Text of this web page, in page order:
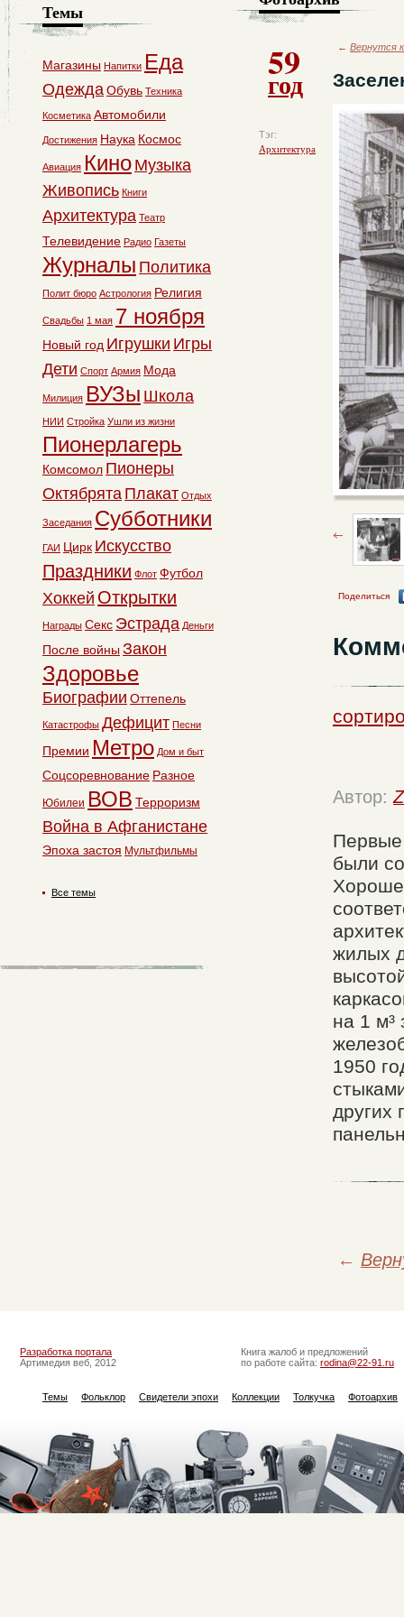
59
год
Тэг:
Архитектура
← Вернутся
Поделиться
Автор:
Первые
были
жилых
на 1 м³
1950
других
←
Темы
Магазины Напитки Еда
ОдеждаОбувь Техника
Косметика Автомобили
Достижения Наука Космос
Авиация Кино Музыка
Живопись Книги
Архитектура Театр
Телевидение Радио Газеты
Журналы Политика
Полит бюро Астрология Религия
Свадьбы 1 мая 7 ноября
Новый год Игрушки Игры
Дети Спорт Армия Мода
Милиция ВУЗы Школа
НИИ Стройка Ушли из жизни
Пионерлагерь
Комсомол Пионеры
Октябрята Плакат Отдых
Заседания Субботники
ГАИ Цирк Искусство
Праздники Флот Футбол
Хоккей Открытки
Награды Секс Эстрада Деньги
После войны Закон
Здоровье
Биографии Оттепель
Катастрофы Дефицит Песни
Премии Метро Дом и быт
Соцсоревнование Разное
Юбилеи ВОВ Терроризм
Война в Афганистане
Эпоха застоя Мультфильмы
Все темы
Разработка портала
Артимедия веб, 2012
Книга жалоб и предложений
по работе сайта: rodina@22-91.ru
Темы Фольклор Свидетели эпохи Коллекции Толкучка Фотоархив